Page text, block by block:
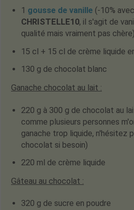
1 gousse de vanille (-10%
CHRISTELLE10, il s'agit de
qualité mais vraiment pas chère)
15 cl + 15 cl de crème liquide
130 g de chocolat blanc
Ganache chocolat au lait :
220 g à 300 g de chocolat au
comme plusieurs personnes
ganache trop liquide, n'hésitez
chocolat si besoin)
220 ml de crème liquide
Gâteau au chocolat :
320 g de sucre en poudre